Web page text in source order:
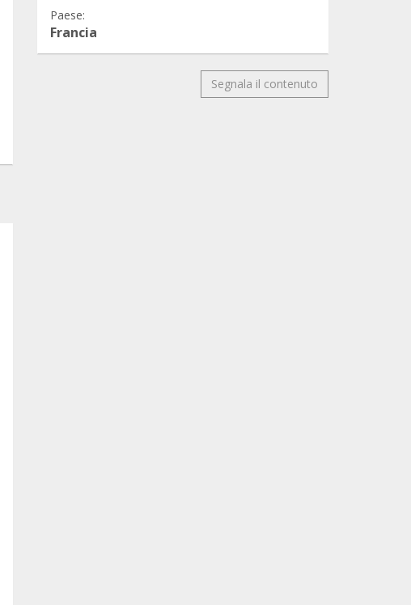
Paese:
Francia
Segnala il contenuto